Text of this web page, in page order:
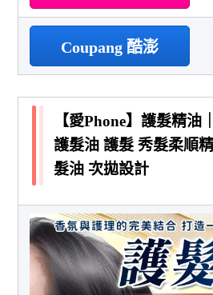
Coupang 酷澎
【愛Phone】護髮精油
護髮油 護髮 秀髮柔順
髮油 次拋設計